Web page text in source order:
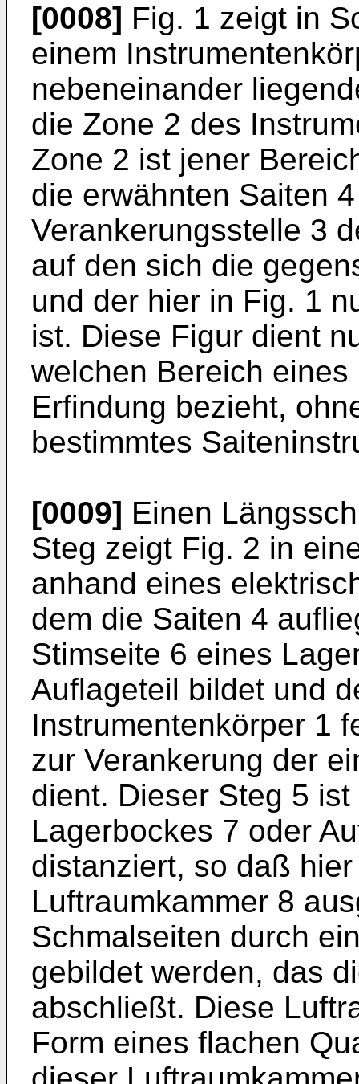
[0008] Fig. 1 zeigt in
einem
nebeneinander
die Zone 2 des
Zone 2 ist jener
die erwähnten Saiten
Verankerungsstelle 3
auf den sich die
und der hier in Fig. 1
ist. Diese Figur dient
welchen Bereich
Erfindung bezieht,
bestimmtes
[0009] Einen
Steg zeigt Fig. 2 in
anhand eines
dem die Saiten 4
Stimseite 6 eines
Auflageteil bildet und
Instrumentenkörper 1
zur Verankerung der
dient. Dieser Steg 5
Lagerbockes 7 oder
distanziert, so daß
Luftraumkammer 8
Schmalseiten durch
gebildet werden, das
abschließt. Diese
Form eines flachen